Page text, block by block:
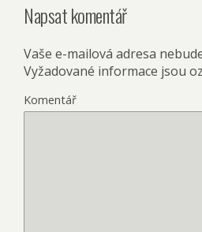
Napsat komentář
Vaše e-mailová adresa
Vyžadované informace jsou
Komentář